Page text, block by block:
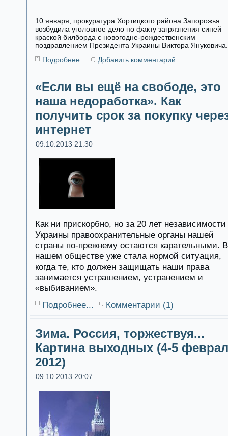
10 января, прокуратура Хортицкого района Запорожья
возбудила уголовное дело по факту загрязнения синей
краской билборда с новогодне-рождественским
поздравлением Президента Украины Виктора Януковича.
Подробнее...
Добавить комментарий
«Если вы ещё на свободе, это
наша недоработка». Как
получить срок за покупку
интернет
09.10.2013 21:30
Как ни прискорбно, но за 20 лет независимости
Украины правоохранительные органы нашей
страны по-прежнему остаются карательными. В
нашем обществе уже стала нормой ситуация,
когда те, кто должен защищать наши права
занимается устрашением, устранением и
«выбиванием».
Подробнее...
Комментарии (1)
Зима. Россия, торжествуя...
Картина выходных (4-5
2012)
09.10.2013 20:07